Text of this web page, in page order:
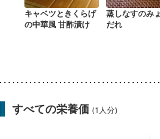
キャベツときくらげ
の中華風 甘酢漬け
蒸しなすのみ
だれ
すべての栄養価 (1人分)